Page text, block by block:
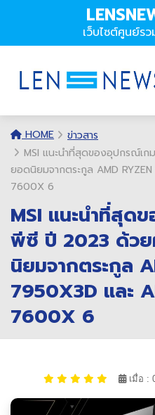
เว็บไซต์ศูนย์ร
HOME
ข่าวสาร
MSI แนะนำที่สุดของอุปกรณ์
ยอดนิยมจากตระกูล AMD
7600X 6
MSI แนะนำที่สุด
พีซี ปี 2023 ด้ว
นิยมจากตระกูล
7950X3D และ
7600X 6
เมื่อ :